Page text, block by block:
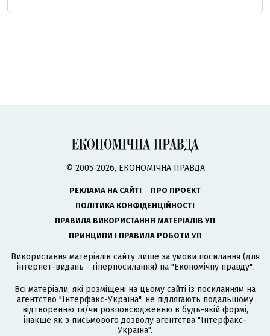
© 2005-2026, ЕКОНОМІЧНА ПРАВДА
РЕКЛАМА НА САЙТІ
ПРО ПРОЄКТ
ПОЛІТИКА КОНФІДЕНЦІЙНОСТІ
ПРАВИЛА ВИКОРИСТАННЯ МАТЕРІАЛІВ УП
ПРИНЦИПИ І ПРАВИЛА РОБОТИ УП
Використання матеріалів сайту лише за умови посилання (для
інтернет-видань - гіперпосилання) на "Економічну правду".
Всі матеріали, які розміщені на цьому сайті із посиланням на
агентство "Інтерфакс-Україна", не підлягають подальшому
відтворенню та/чи розповсюдженню в будь-якій формі,
інакше як з письмового дозволу агентства "Інтерфакс-
Україна".